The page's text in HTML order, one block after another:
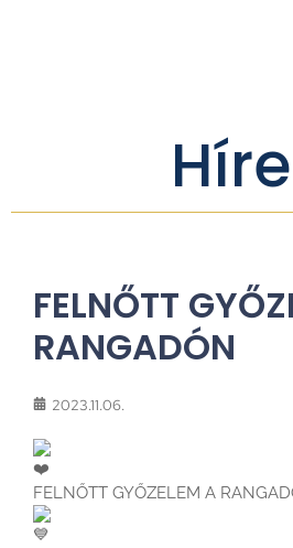
FELNŐTT
RANGADÓN
2023.11.06.
FELNŐTT GYŐZELEM A